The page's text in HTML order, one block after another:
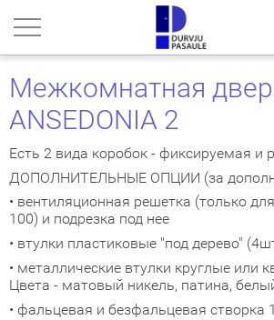
Межкомнатная
ANSEDONIA 2
Есть 2 вида коробок - фиксируемая и
ДОПОЛНИТЕЛЬНЫЕ ОПЦИИ (за
• вентиляционная решетка (только
100) и подрезка под нее
• втулки пластиковые "под дерево"
• металлические втулки круглые или
Цвета - матовый никель, патина,
• фальцевая и безфальцевая створка
В ДОМ
ДВЕРИ
ОБОИ
коллекция
входные двери для
входные двери для
двери с МДФ
входные двери
64mm
входные двери
GLASS
INOX
CLASSIC
MODERN
двери
классика
двери
коллекция
коллекция
коллекция
конфиденциальности
Cookies